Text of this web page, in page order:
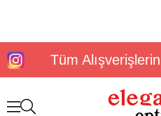
Tüm